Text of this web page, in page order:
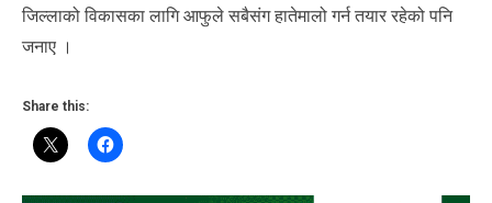
जिल्लाको विकासका लागि आफुले सबैसंग हातेमालो गर्न तयार रहेको पनि
जनाए ।
Share this: